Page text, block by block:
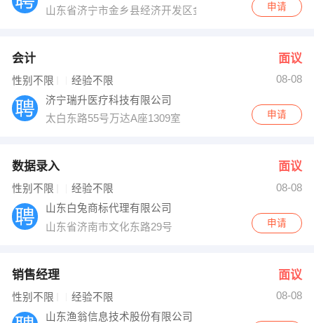
山东省济宁市金乡县经济开发区金岭路北侧金泽路东侧
申请
会计 面议
性别不限 经验不限
08-08
济宁瑞升医疗科技有限公司
太白东路55号万达A座1309室
申请
数据录入 面议
性别不限 经验不限
08-08
山东白兔商标代理有限公司
山东省济南市文化东路29号
申请
销售经理 面议
性别不限 经验不限
08-08
山东渔翁信息技术股份有限公司